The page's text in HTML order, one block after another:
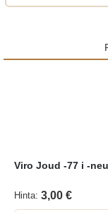
Viro Joud -77 i -
Hinta: 3,00 €